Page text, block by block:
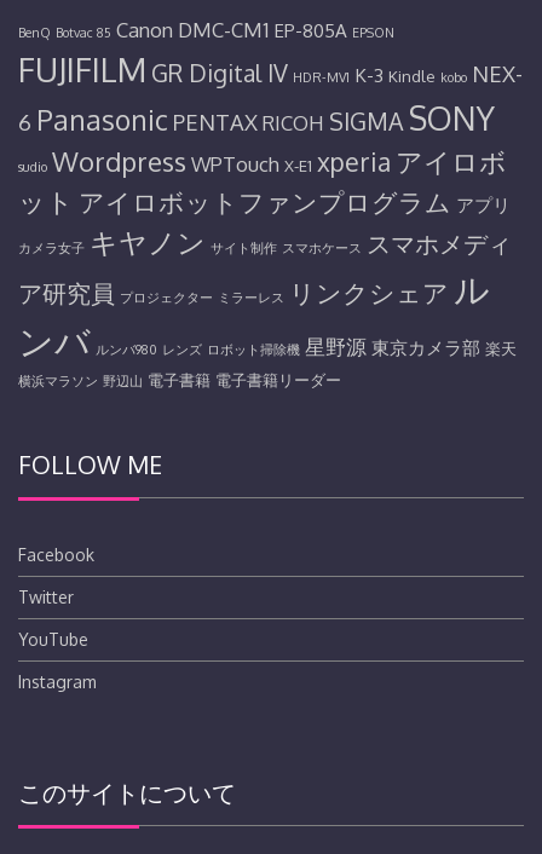
BenQ Botvac 85 Canon DMC-CM1 EP-805A EPSON
FUJIFILM GR Digital IV HDR-MV1 K-3 Kindle kobo NEX-
6 Panasonic PENTAXRICOH SIGMA SONY
sudio Wordpress WPTouch X-E1 xperia アイロボ
ット アイロボットファンプログラム アプリ
カメラ女子 キヤノン サイト制作 スマホケース スマホメディ
ア研究員 プロジェクター ミラーレス リンクシェア ル
ンバ ルンバ980 レンズ ロボット掃除機 星野源 東京カメラ部 楽天
横浜マラソン 野辺山 電子書籍 電子書籍リーダー
FOLLOW ME
Facebook
Twitter
YouTube
Instagram
このサイトについて